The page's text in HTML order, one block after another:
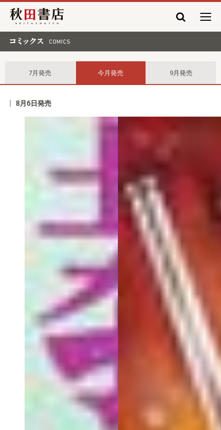
秋田書店
7月発売 今月発売 9月発売
8月6日発売